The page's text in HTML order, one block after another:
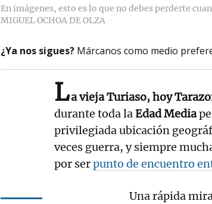
En imágenes, esto es lo que no debes perderte
MIGUEL OCHOA DE OLZA
¿Ya nos sigues? Márcanos como medio
La vieja Turiaso, hoy
durante toda laEdad Media
privilegiada ubicación
veces guerra, y siempre
por serpunto de encuentro
Una rápida